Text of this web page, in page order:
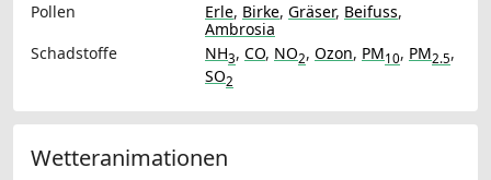
Pollen
Erle, Birke, Gräser, Beifuss,
Ambrosia
Schadstoffe
NH3, CO, NO2, Ozon, PM10, PM2.5,
SO2
Wetteranimationen